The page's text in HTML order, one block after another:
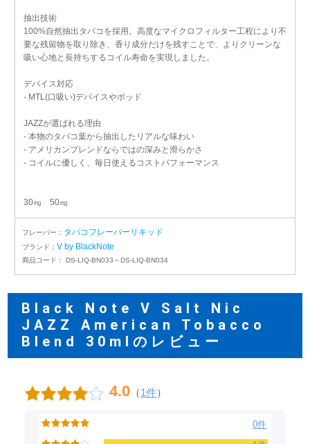
抽出技術
100%自然抽出タバコを採用。高度なマイクロフィルター工程により不
要な残留物を取り除き、香り成分だけを残すことで、よりクリーンな
吸い心地と長持ちするコイル寿命を実現しました。
デバイス対応
- MTL(口吸い)デバイスやポッド
JAZZが選ばれる理由
- 本物のタバコ葉から抽出したリアルな味わい
- アメリカンブレンドならではの深みと滑らかさ
- コイルに優しく、毎日使えるコストパフォーマンス
30㎎ 50㎎
フレーバー： タバコフレーバーリキッド
ブランド： V by BlackNote
商品コード： DS-LIQ-BN033～DS-LIQ-BN034
Black Note V Salt Nic
JAZZ American Tobacco
Blend 30mlのレビュー
4.0 （1件）
0件